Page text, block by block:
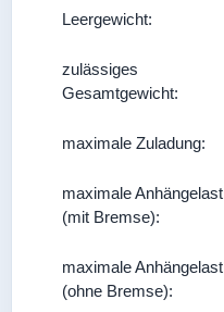
Leergewicht:
zulässiges
Gesamtgewicht:
maximale Zuladung:
maximale Anhängelast
(mit Bremse):
maximale Anhängelast
(ohne Bremse):